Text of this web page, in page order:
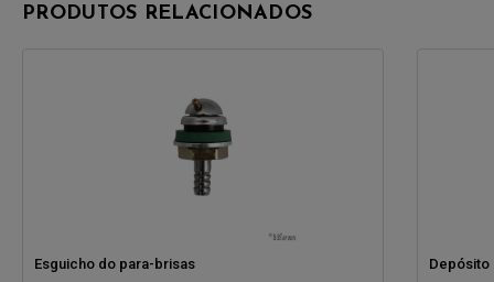
PRODUTOS RELACIONADOS
Esguicho do para-brisas Depósito